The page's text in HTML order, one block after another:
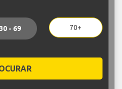
30 - 69 70+